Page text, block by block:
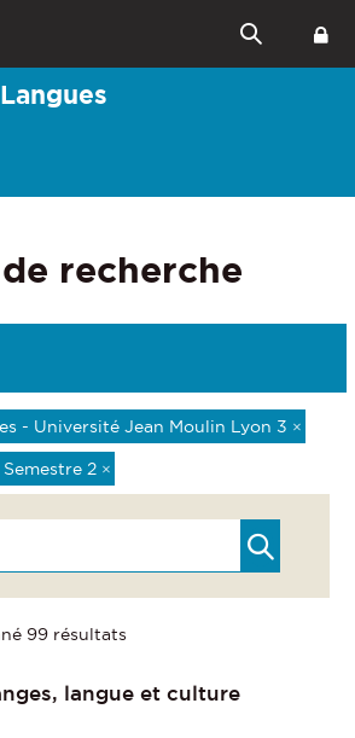
Langues
recherche
- Université Jean Moulin Lyon 3 ×
2 ×
99 résultats
langue et culture